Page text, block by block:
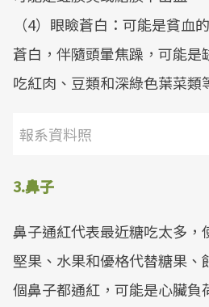
（4）眼瞼蒼白：可能是貧血
蒼白，伴隨頭暈焦躁，可能是
吃紅肉、豆類和深綠色葉菜類
報系資料照
3.鼻子
鼻子通紅代表最近糖吃太多，
堅果、水果和優格代替糖果
個鼻子都通紅，可能是心臟負